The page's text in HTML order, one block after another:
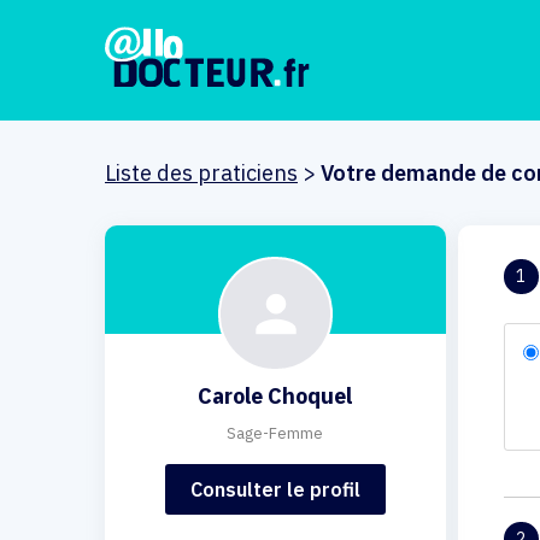
Liste des praticiens > Votre demande de
Carole Choquel
Sage-Femme
Consulter le profil
1